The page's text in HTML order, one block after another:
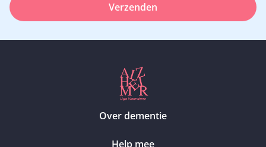
Verzenden
Over dementie
Help mee